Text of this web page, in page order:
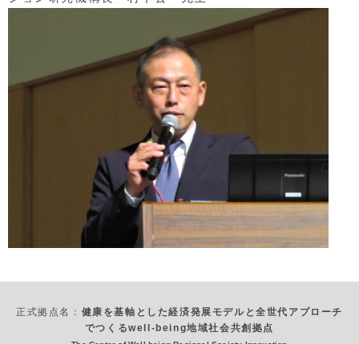
正式拠点名： 健康を基軸とした経済発展モデルと全世代アプローチ
でつくるwell-being地域社会共創拠点